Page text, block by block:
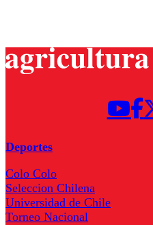
Deportes
Colo Colo
Seleccion Chilena
Universidad de Chile
Torneo Nacional